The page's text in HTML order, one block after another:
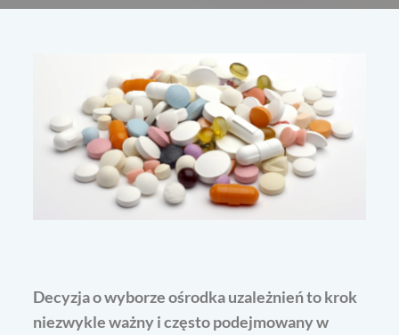
Decyzja o wyborze ośrodka uzależnień to krok
niezwykle ważny i często podejmowany w